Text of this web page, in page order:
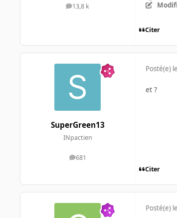
13,8 k
messages
Citer
SuperGreen13
INpactien
681
messages
Posté(e)
et ?
Citer
Posté(e)